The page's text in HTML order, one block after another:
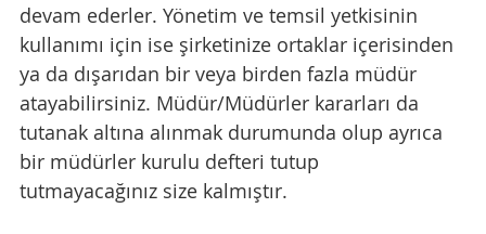
devam ederler. Yönetim ve temsil yetkisinin
kullanımı için ise şirketinize ortaklar içerisinden
ya da dışarıdan bir veya birden fazla müdür
atayabilirsiniz. Müdür/Müdürler kararları da
tutanak altına alınmak durumunda olup ayrıca
bir müdürler kurulu defteri tutup
tutmayacağınız size kalmıştır.